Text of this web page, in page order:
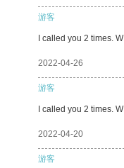
游客
I called you 2 times. W
2022-04-26
游客
I called you 2 times. W
2022-04-20
游客